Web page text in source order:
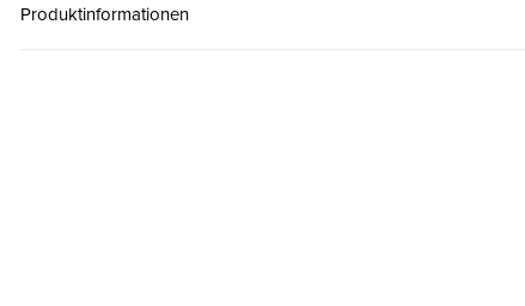
Produktinformationen